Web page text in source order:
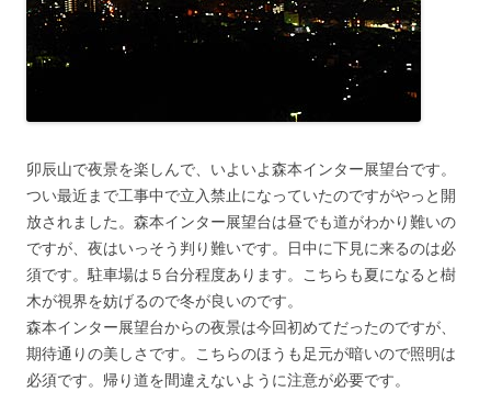
卯辰山で夜景を楽しんで、いよいよ森本インター展望台です。
つい最近まで工事中で立入禁止になっていたのですがやっと開
放されました。森本インター展望台は昼でも道がわかり難いの
ですが、夜はいっそう判り難いです。日中に下見に来るのは必
須です。駐車場は５台分程度あります。こちらも夏になると樹
木が視界を妨げるので冬が良いのです。
森本インター展望台からの夜景は今回初めてだったのですが、
期待通りの美しさです。こちらのほうも足元が暗いので照明は
必須です。帰り道を間違えないように注意が必要です。